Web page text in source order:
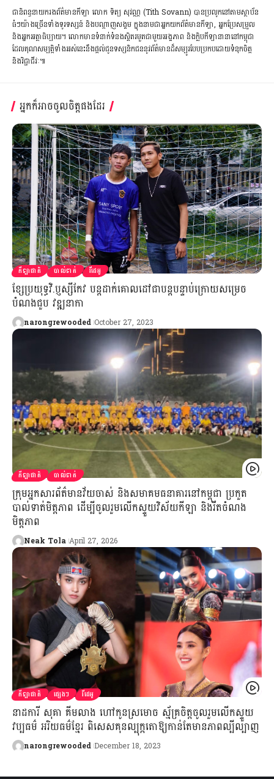
ជានិពន្ធនាយករងព័ត៌មានកីឡា លោក ទិត្យ សុវណ្ណ (Tith Sovann) បានប្រលូកនៅតាមស្ថាប័ន
ធំៗយ៉ាងច្រើនទាំងទូរទស្សន៍ និងបណ្ដាញសង្គម ក្នុងនាមជាអ្នកយកព័ត៌មានកីឡា, អ្នកប្រែសម្រួល
និងអ្នកអត្ថាធិប្បាយ។ លោកមានទំនាក់ទំនងស្អិតរមួតជាមួយអង្គភាព និងក្លិបកីឡានានានៅកម្ពុជា
ដែលគុណសម្បត្តិទាំងអស់នេះនឹងផ្ដល់ជូនទស្សនិកជននូវព័ត៌មានដ៏សម្បូរបែបប្រកបដោយទំនុកចិត្ត
និងវិជ្ជាជីវៈ៕
អ្នកក៏អាចចូលចិត្តផងដែរ
កីឡាជាតិ បាល់ទាត់ វីដេអូ
ខ្សែប្រយុទ្ធវិ.ប្ញស្សីកែវ បន្តដាក់គោលដៅជាបន្តបន្ទាប់ក្រោយសម្រេច
បំណងជួប វឌ្ឍនាកា
narongrewooded October 27, 2023
កីឡាជាតិ បាល់ទាត់
ក្រុមអ្នកសារព័ត៌មានវ័យចាស់ និងសមាគមធនាគារនៅកម្ពុជា ប្រកួត
បាល់ទាត់មិត្តភាព ដើម្បីចូលរួមលើកស្ទួយវិស័យកីឡា និងរឹតចំណង
មិត្តភាព
Neak Tola April 27, 2026
កីឡាជាតិ ផ្សេងៗ វីដេអូ
នាដការី សុគា គីមលាង ហៅកូនស្រមោច ស្ម័គ្រចិត្តចូលរួមលើកស្ទួយ
វប្បធម៌ អរិយធម៌ខ្មែរ ពិសេសគុនល្បុក្កតោឱ្យកាន់តែមានភាពល្បីល្បាញ
narongrewooded December 18, 2023